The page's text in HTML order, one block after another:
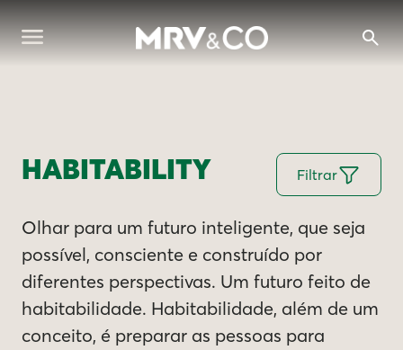
HABITABILITY Filtrar
Olhar para um futuro inteligente, que seja
possível, consciente e construído por
diferentes perspectivas. Um futuro feito de
habitabilidade. Habitabilidade, além de um
conceito, é preparar as pessoas para